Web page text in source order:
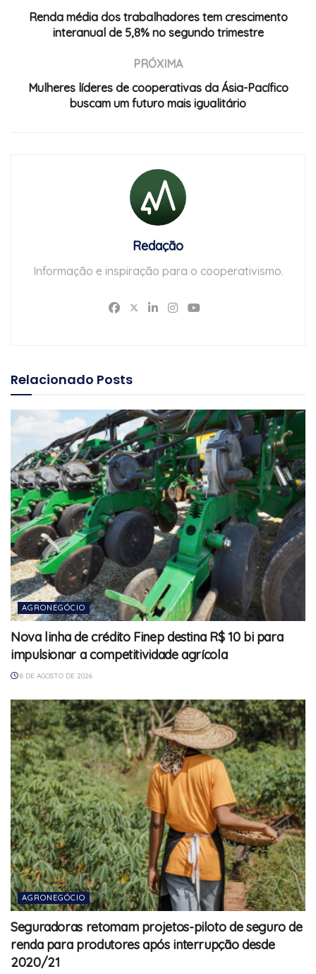
Renda média dos trabalhadores tem crescimento
interanual de 5,8% no segundo trimestre
PRÓXIMA
Mulheres líderes de cooperativas da Ásia-Pacífico
buscam um futuro mais igualitário
Redação
Informação e inspiração para o cooperativismo.
Relacionado Posts
AGRONEGÓCIO
Nova linha de crédito Finep destina R$ 10 bi para
impulsionar a competitividade agrícola
8 DE AGOSTO DE 2026
AGRONEGÓCIO
Seguradoras retomam projetos-piloto de seguro de
renda para produtores após interrupção desde
2020/21